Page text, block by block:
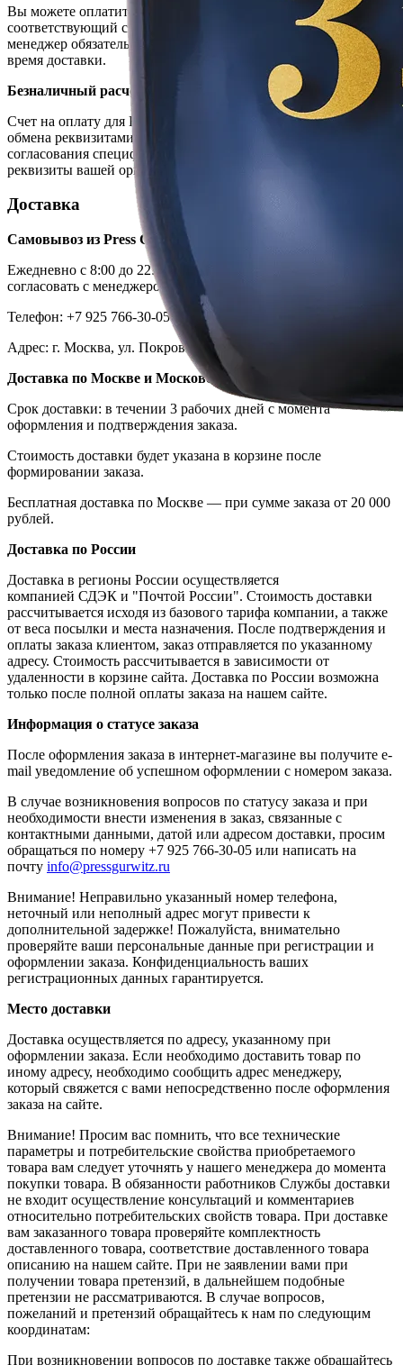
Вы можете оплатить заказ через сайт, выбрав
соответствующий способ оплаты. После оплаты товара, наш
менеджер обязательно с Вами свяжется и согласует дату и
время доставки.
Безналичный расчет для Юридических лиц
Счет на оплату для Юридических лиц выставляется после
обмена реквизитами между организациями. После
согласования спецификации и цен, вам необходимо направить
реквизиты вашей организации нам на электронный адрес.
Доставка
Самовывоз из Press Concept
Ежедневно с 8:00 до 22:00, дату и время приезда необходимо
согласовать с менеджером.
Телефон: +7 925 766-30-05
Адрес: г. Москва, ул. Покровка, д.43, стр.8, пом.3
Доставка по Москве и Московской области
Срок доставки: в течении 3 рабочих дней с момента
оформления и подтверждения заказа.
Стоимость доставки будет указана в корзине после
формировании заказа.
Бесплатная доставка по Москве — при сумме заказа от 20 000
рублей.
Доставка по России
Доставка в регионы России осуществляется
компанией СДЭК и "Почтой России". Стоимость доставки
рассчитывается исходя из базового тарифа компании, а также
от веса посылки и места назначения. После подтверждения и
оплаты заказа клиентом, заказ отправляется по указанному
адресу. Стоимость рассчитывается в зависимости от
удаленности в корзине сайта. Доставка по России возможна
только после полной оплаты заказа на нашем сайте.
Информация о статусе заказа
После оформления заказа в интернет-магазине вы получите e-
mail уведомление об успешном оформлении с номером заказа.
В случае возникновения вопросов по статусу заказа и при
необходимости внести изменения в заказ, связанные с
контактными данными, датой или адресом доставки, просим
обращаться по номеру +7 925 766-30-05 или написать на
почту info@pressgurwitz.ru
Внимание! Неправильно указанный номер телефона,
неточный или неполный адрес могут привести к
дополнительной задержке! Пожалуйста, внимательно
проверяйте ваши персональные данные при регистрации и
оформлении заказа. Конфиденциальность ваших
регистрационных данных гарантируется.
Место доставки
Доставка осуществляется по адресу, указанному при
оформлении заказа. Если необходимо доставить товар по
иному адресу, необходимо сообщить адрес менеджеру,
который свяжется с вами непосредственно после оформления
заказа на сайте.
Внимание! Просим вас помнить, что все технические
параметры и потребительские свойства приобретаемого
товара вам следует уточнять у нашего менеджера до момента
покупки товара. В обязанности работников Службы доставки
не входит осуществление консультаций и комментариев
относительно потребительских свойств товара. При доставке
вам заказанного товара проверяйте комплектность
доставленного товара, соответствие доставленного товара
описанию на нашем сайте. При не заявлении вами при
получении товара претензий, в дальнейшем подобные
претензии не рассматриваются. В случае вопросов,
пожеланий и претензий обращайтесь к нам по следующим
координатам:
При возникновении вопросов по доставке также обращайтесь